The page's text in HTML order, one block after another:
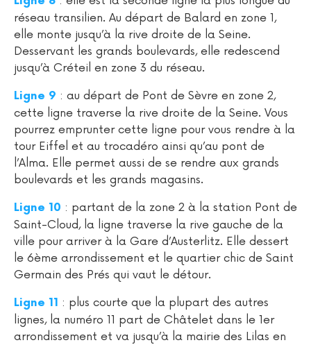
réseau transilien. Au départ de Balard en zone 1,
elle monte jusqu’à la rive droite de la Seine.
Desservant les grands boulevards, elle redescend
jusqu’à Créteil en zone 3 du réseau.
Ligne 9 : au départ de Pont de Sèvre en zone 2,
cette ligne traverse la rive droite de la Seine. Vous
pourrez emprunter cette ligne pour vous rendre à la
tour Eiffel et au trocadéro ainsi qu’au pont de
l’Alma. Elle permet aussi de se rendre aux grands
boulevards et les grands magasins.
Ligne 10 : partant de la zone 2 à la station Pont de
Saint-Cloud, la ligne traverse la rive gauche de la
ville pour arriver à la Gare d’Austerlitz. Elle dessert
le 6ème arrondissement et le quartier chic de Saint
Germain des Prés qui vaut le détour.
Ligne 11 : plus courte que la plupart des autres
lignes, la numéro 11 part de Châtelet dans le 1er
arrondissement et va jusqu’à la mairie des Lilas en